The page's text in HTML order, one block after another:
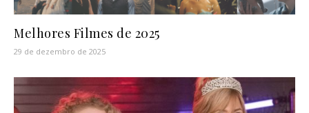
Melhores Filmes de 2025
29 de dezembro de 2025